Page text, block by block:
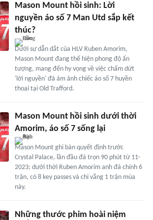
Mason Mount hồi sinh: Lời
nguyền áo số 7 Man Utd sắp kết
thúc?
Dưới sự dẫn dắt của HLV Ruben Amorim,
Mason Mount đang thể hiện phong độ ấn
tượng, mang đến hy vọng về việc chấm dứt
'lời nguyền' đã ám ảnh chiếc áo số 7 huyền
thoại tại Old Trafford.
Mason Mount hồi sinh dưới thời
Amorim, áo số 7 sống lại
Mason Mount ghi bàn quyết định trước
Crystal Palace, lần đầu đá trọn 90 phút từ 11-
2023; dưới thời Ruben Amorim anh đá chính 6
trận, có 8 key passes và chỉ vắng 1 trận mùa
này.
Những thước phim hoài niệm